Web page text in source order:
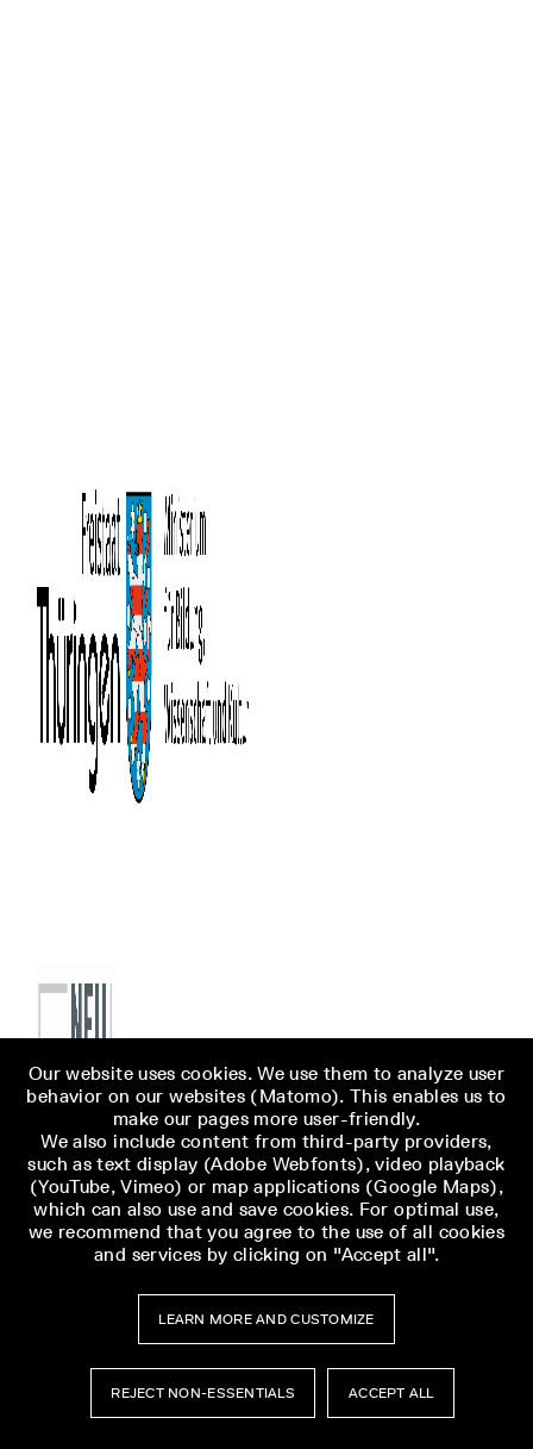
Our website uses cookies. We use them to analyze user
behavior on our websites (Matomo). This enables us to
make our pages more user-friendly.
We also include content from third-party providers,
such as text display (Adobe Webfonts), video playback
(YouTube, Vimeo) or map applications (Google Maps),
which can also use and save cookies. For optimal use,
we recommend that you agree to the use of all cookies
and services by clicking on "Accept all".
LEARN MORE AND CUSTOMIZE
REJECT NON-ESSENTIALS ACCEPT ALL